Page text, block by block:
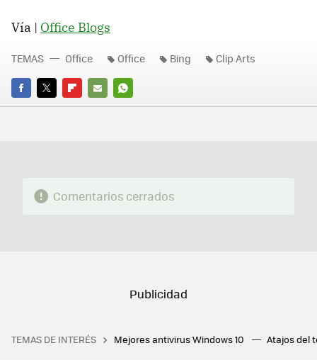
Vía | Office Blogs
FACEBOOK
TWITTERFLIPBOARD
E-
WHATSAPP
TEMAS Office Office Bing Clip Arts
Comentarios cerrados
TEMAS DE INTERÉS Mejores antivirus Windows 10 Atajos del